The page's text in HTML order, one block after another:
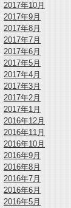
2017年10月
2017年9月
2017年8月
2017年7月
2017年6月
2017年5月
2017年4月
2017年3月
2017年2月
2017年1月
2016年12月
2016年11月
2016年10月
2016年9月
2016年8月
2016年7月
2016年6月
2016年5月